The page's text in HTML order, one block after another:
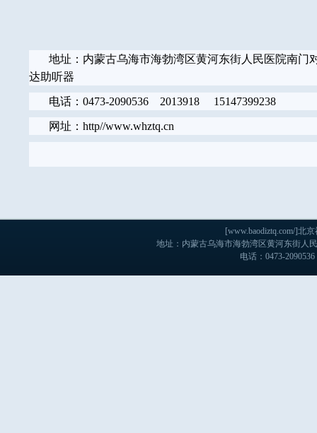
地址：内蒙古乌海市海勃湾区黄河东街人民医院南门
达助听器
电话：0473-2090536 2013918 15147399238
网址：http//www.whztq.cn
[www.baodiztq.com/]北
地址：内蒙古乌海市海勃湾区黄河东街人
电话：0473-